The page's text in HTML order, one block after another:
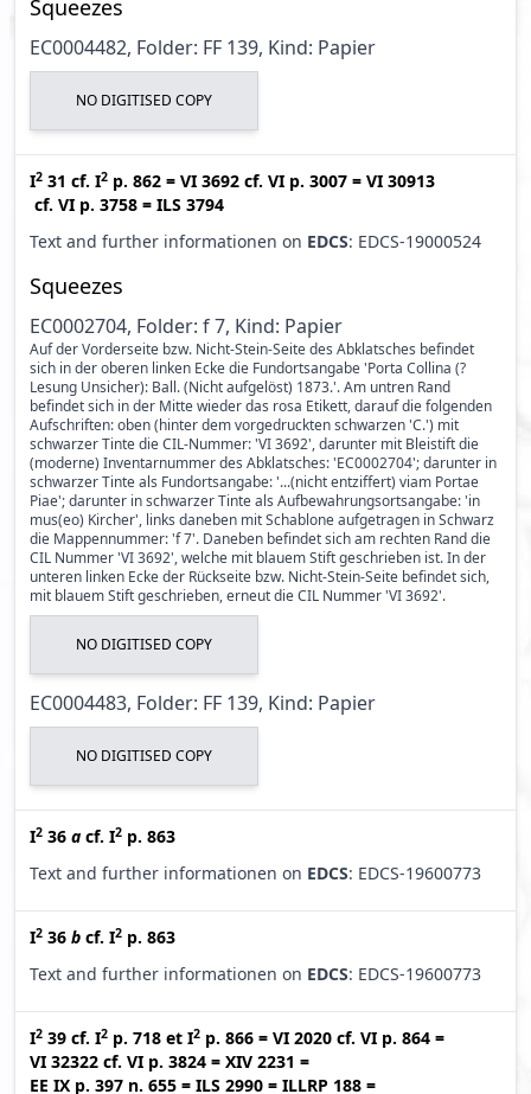
Squeezes
EC0004482, Folder: FF 139, Kind: Papier
NO DIGITISED COPY
I2 31 cf. I2 p. 862 = VI 3692 cf. VI p. 3007 = VI 30913
cf. VI p. 3758 = ILS 3794
Text and further informationen on EDCS: EDCS-19000524
Squeezes
EC0002704, Folder: f 7, Kind: Papier
Auf der Vorderseite bzw. Nicht-Stein-Seite des Abklatsches befindet
sich in der oberen linken Ecke die Fundortsangabe 'Porta Collina (?
Lesung Unsicher): Ball. (Nicht aufgelöst) 1873.'. Am untren Rand
befindet sich in der Mitte wieder das rosa Etikett, darauf die folgenden
Aufschriften: oben (hinter dem vorgedruckten schwarzen 'C.') mit
schwarzer Tinte die CIL-Nummer: 'VI 3692', darunter mit Bleistift die
(moderne) Inventarnummer des Abklatsches: 'EC0002704'; darunter in
schwarzer Tinte als Fundortsangabe: '...(nicht entziffert) viam Portae
Piae'; darunter in schwarzer Tinte als Aufbewahrungsortsangabe: 'in
mus(eo) Kircher', links daneben mit Schablone aufgetragen in Schwarz
die Mappennummer: 'f 7'. Daneben befindet sich am rechten Rand die
CIL Nummer 'VI 3692', welche mit blauem Stift geschrieben ist. In der
unteren linken Ecke der Rückseite bzw. Nicht-Stein-Seite befindet sich,
mit blauem Stift geschrieben, erneut die CIL Nummer 'VI 3692'.
NO DIGITISED COPY
EC0004483, Folder: FF 139, Kind: Papier
NO DIGITISED COPY
I2 36 a cf. I2 p. 863
Text and further informationen on EDCS: EDCS-19600773
I2 36 b cf. I2 p. 863
Text and further informationen on EDCS: EDCS-19600773
I2 39 cf. I2 p. 718 et I2 p. 866 = VI 2020 cf. VI p. 864 =
VI 32322 cf. VI p. 3824 = XIV 2231 =
EE IX p. 397 n. 655 = ILS 2990 = ILLRP 188 =